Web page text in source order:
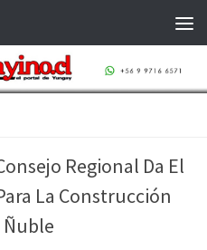
Regional Da El
La Construcción